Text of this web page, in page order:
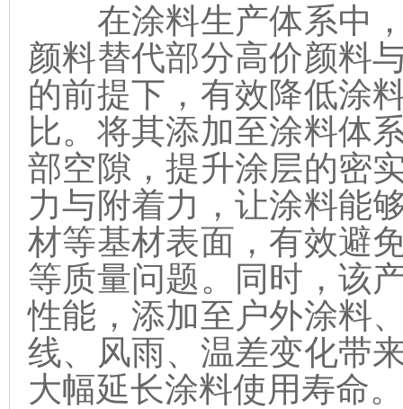
在涂料生产体系中
颜料替代部分高价颜料
的前提下，有效降低涂
比。将其添加至涂料体
部空隙，提升涂层的密
力与附着力，让涂料能
材等基材表面，有效避
等质量问题。同时，该
性能，添加至户外涂料
线、风雨、温差变化带
大幅延长涂料使用寿命。